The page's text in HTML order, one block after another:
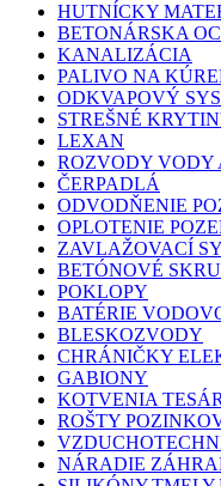
HUTNÍCKY
BETONÁRSKA
KANALIZÁCIA
PALIVO NA
ODKVAPOVÝ
STREŠNÉ
LEXAN
ROZVODY VODY
ČERPADLÁ
ODVODŇENIE
OPLOTENIE
ZAVLAŽOVACÍ
BETÓNOVÉ
POKLOPY
BATÉRIE
BLESKOZVODY
CHRÁNIČKY
GABIONY
KOTVENIA
ROŠTY
NÁRADIE